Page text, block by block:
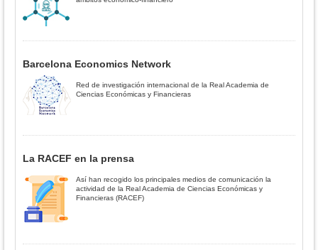
Barcelona Economics Network
Red de investigación internacional de la Real Academia de
Ciencias Económicas y Financieras
La RACEF en la prensa
Así han recogido los principales medios de comunicación la
actividad de la Real Academia de Ciencias Económicas y
Financieras (RACEF)